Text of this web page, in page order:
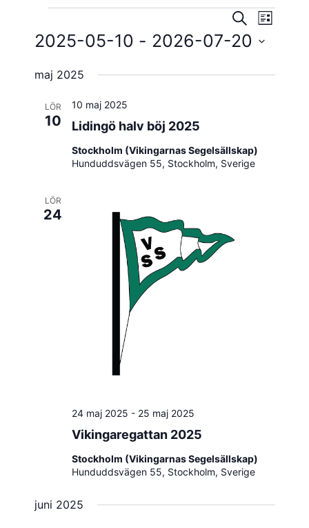
Search
and
SÖK LISTA
2025-05-10 - 2026-07-20
datum.
maj 2025
LÖR
10 Lidingö halv böj 2025
10 maj 2025
Stockholm (Vikingarnas Segelsällskap)
Hunduddsvägen 55, Stockholm, Sverige
LÖR
24
Vikingaregattan 2025
24 maj 2025 - 25 maj 2025
Stockholm (Vikingarnas Segelsällskap)
Hunduddsvägen 55, Stockholm, Sverige
juni 2025